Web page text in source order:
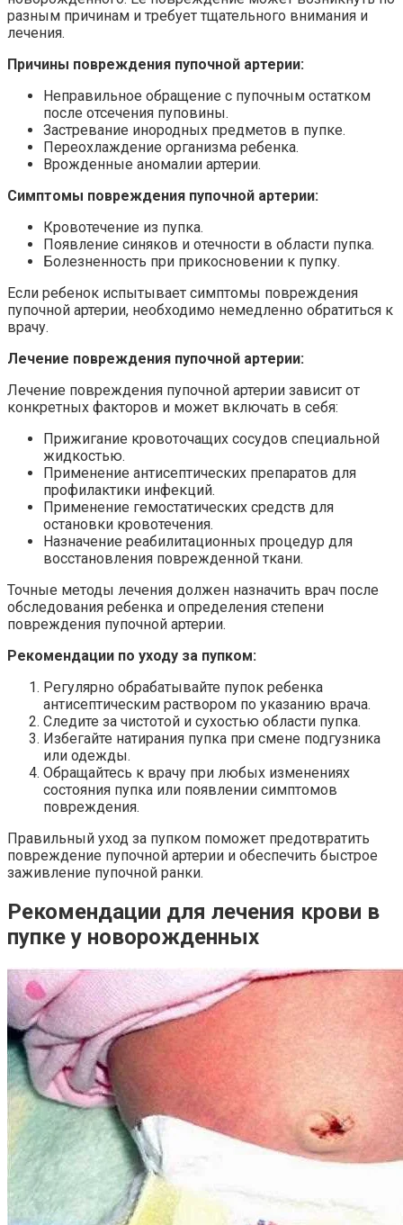
разным причинам и требует тщательного внимания и
лечения.
Причины повреждения пупочной артерии:
Неправильное обращение с пупочным остатком
после отсечения пуповины.
Застревание инородных предметов в пупке.
Переохлаждение организма ребенка.
Врожденные аномалии артерии.
Симптомы повреждения пупочной артерии:
Кровотечение из пупка.
Появление синяков и отечности в области пупка.
Болезненность при прикосновении к пупку.
Если ребенок испытывает симптомы повреждения
пупочной артерии, необходимо немедленно обратиться к
врачу.
Лечение повреждения пупочной артерии:
Лечение повреждения пупочной артерии зависит от
конкретных факторов и может включать в себя:
Прижигание кровоточащих сосудов специальной
жидкостью.
Применение антисептических препаратов для
профилактики инфекций.
Применение гемостатических средств для
остановки кровотечения.
Назначение реабилитационных процедур для
восстановления поврежденной ткани.
Точные методы лечения должен назначить врач после
обследования ребенка и определения степени
повреждения пупочной артерии.
Рекомендации по уходу за пупком:
Регулярно обрабатывайте пупок ребенка
антисептическим раствором по указанию врача.
Следите за чистотой и сухостью области пупка.
Избегайте натирания пупка при смене подгузника
или одежды.
Обращайтесь к врачу при любых изменениях
состояния пупка или появлении симптомов
повреждения.
Правильный уход за пупком поможет предотвратить
повреждение пупочной артерии и обеспечить быстрое
заживление пупочной ранки.
Рекомендации для лечения крови в
пупке у новорожденных